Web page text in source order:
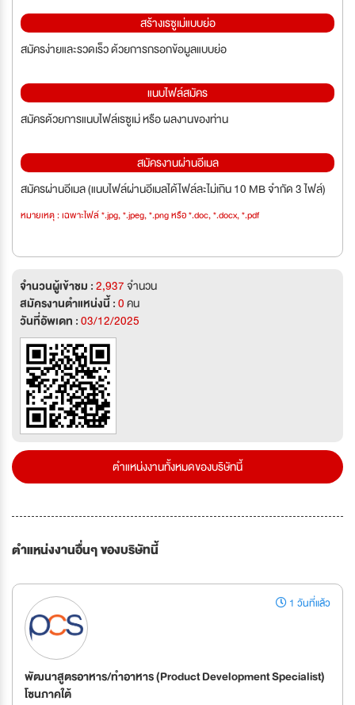
สร้างเรซูเม่แบบย่อ
สมัครง่ายและรวดเร็ว ด้วยการกรอกข้อมูลแบบย่อ
แนบไฟล์สมัคร
สมัครด้วยการแนบไฟล์เรซูเม่ หรือ ผลงานของท่าน
สมัครงานผ่านอีเมล
สมัครผ่านอีเมล (แนบไฟล์ผ่านอีเมลได้ไฟล์ละไม่เกิน 10 MB จำกัด 3 ไฟล์)
หมายเหตุ : เฉพาะไฟล์ *.jpg, *.jpeg, *.png หรือ *.doc, *.docx, *.pdf
จำนวนผู้เข้าชม :2,937จำนวน
สมัครงานตำแหน่งนี้ :0คน
วันที่อัพเดท :03/12/2025
ตำแหน่งงานทั้งหมดของบริษัทนี้
ตำแหน่งงานอื่นๆ ของบริษัทนี้
1 วันที่แล้ว
พัฒนาสูตรอาหาร/ทำอาหาร (Product Development Specialist)
โซนภาคใต้